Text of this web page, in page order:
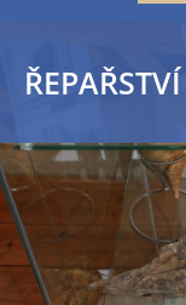
ŘEPAŘSTVÍ